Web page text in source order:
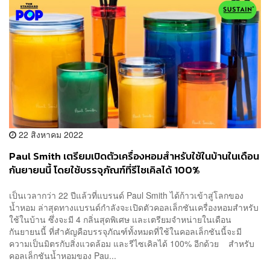
22 สิงหาคม 2022
Paul Smith เตรียมเปิดตัวเครื่องหอมสำหรับใช้ในบ้านในเดือน
กันยายนนี้ โดยใช้บรรจุภัณฑ์ที่รีไซเคิลได้ 100%
เป็นเวลากว่า 22 ปีแล้วที่แบรนด์ Paul Smith ได้ก้าวเข้าสู่โลกของ
น้ำหอม ล่าสุดทางแบรนด์กำลังจะเปิดตัวคอลเล็กชันเครื่องหอมสำหรับ
ใช้ในบ้าน ซึ่งจะมี 4 กลิ่นสุดพิเศษ และเตรียมจำหน่ายในเดือน
กันยายนนี้ ที่สำคัญคือบรรจุภัณฑ์ทั้งหมดที่ใช้ในคอลเล็กชันนี้จะมี
ความเป็นมิตรกับสิ่งแวดล้อม และรีไซเคิลได้ 100% อีกด้วย สำหรับ
คอลเล็กชันน้ำหอมของ Pau...